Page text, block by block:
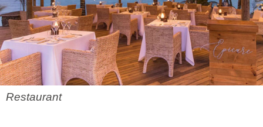
Restaurant